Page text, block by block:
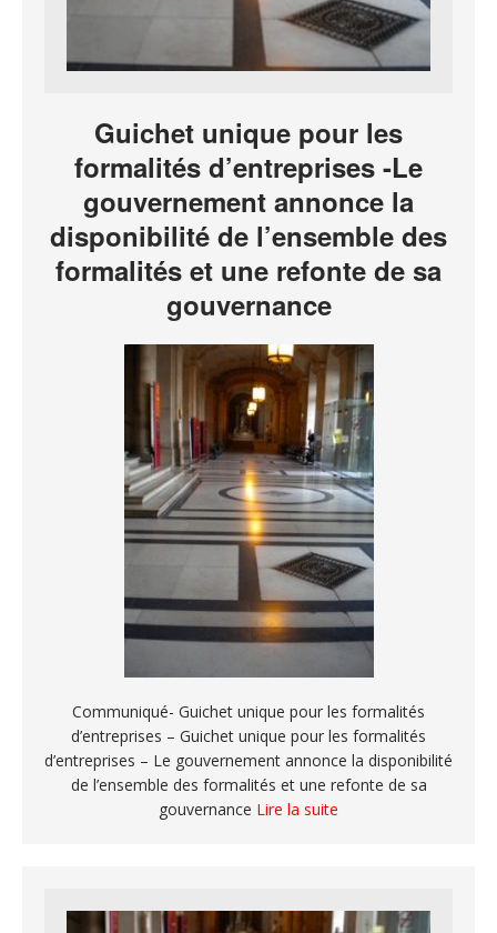
Guichet unique pour les
formalités d’entreprises -Le
gouvernement annonce la
disponibilité de l’ensemble des
formalités et une refonte de sa
gouvernance
Communiqué- Guichet unique pour les formalités
d’entreprises – Guichet unique pour les formalités
d’entreprises – Le gouvernement annonce la disponibilité
de l’ensemble des formalités et une refonte de sa
gouvernance Lire la suite